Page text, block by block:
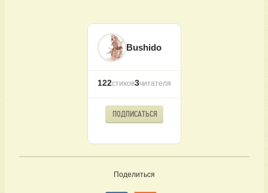
Bushido
122стихов3читателя
ПОДПИСАТЬСЯ
Поделиться